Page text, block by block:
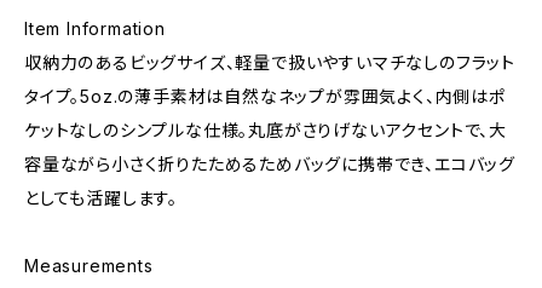
Item Information
収納力のあるビッグサイズ、軽量で扱いやすいマチなしのフラット
タイプ。5oz.の薄手素材は自然なネップが雰囲気よく、内側はポ
ケットなしのシンプルな仕様。丸底がさりげないアクセントで、大
容量ながら小さく折りたためるためバッグに携帯でき、エコバッグ
としても活躍します。
Measurements